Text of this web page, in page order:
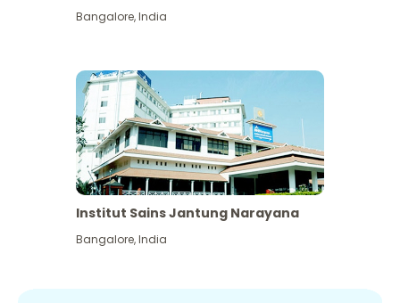
Bangalore,India
Institut Sains Jantung Narayana
Bangalore,India